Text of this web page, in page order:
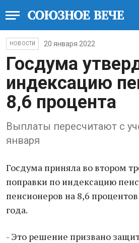
НОВОСТИ 20 января 2022
Госдума
индексацию
8,6 процента
Выплаты пересчитают с
января
Госдума приняла во втором
поправки по индексацию
пенсионеров на 8,6
года.
- Это решение призвано